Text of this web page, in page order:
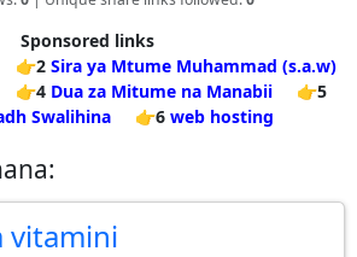
Sponsored links
👉2 Sira ya Mtume Muhammad (s.a.w)
👉4 Dua za Mitume na Manabii
👉5
Swalihina
👉6 web hosting
vitamini